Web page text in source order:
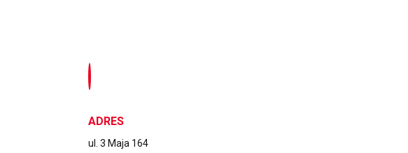
ADRES
ul. 3 Maja 164